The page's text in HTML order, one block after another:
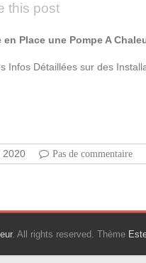
this post
Place une Pompe A
Infos Détaillées sur des
2020 Pas de commentaire
. All rights reserved. Thème